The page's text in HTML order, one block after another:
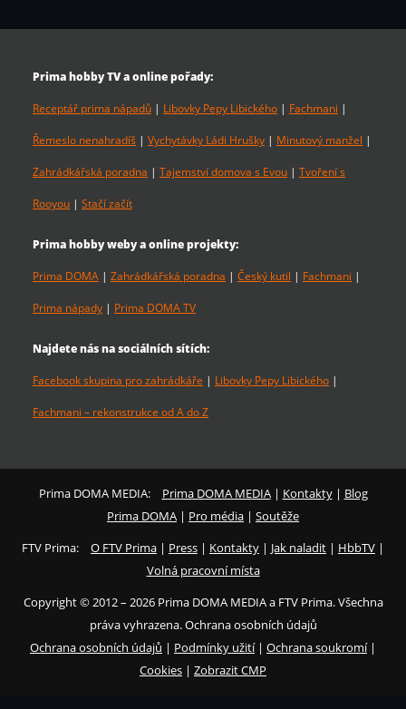
Prima hobby TV a online pořady:
Receptář prima nápadů | Libovky Pepy Libického | Fachmani |
Řemeslo nenahradíš | Vychytávky Ládi Hrušky | Minutový manžel |
Zahrádkářská poradna | Tajemství domova s Evou | Tvoření s
Rooyou | Stačí začít
Prima hobby weby a online projekty:
Prima DOMA | Zahrádkářská poradna | Český kutil | Fachmani |
Prima nápady | Prima DOMA TV
Najdete nás na sociálních sítích:
Facebook skupina pro zahrádkáře | Libovky Pepy Libického |
Fachmani – rekonstrukce od A do Z
Prima DOMA MEDIA: Prima DOMA MEDIA| Kontakty| Blog
Prima DOMA | Pro média | Soutěže
FTV Prima:
O FTV Prima | Press | Kontakty | Jak naladit | HbbTV |
Volná pracovní místa
Copyright © 2012 – 2026 Prima DOMA MEDIA a FTV Prima. Všechna
práva vyhrazena. Ochrana osobních údajů
Ochrana osobních údajů | Podmínky užití| Ochrana soukromí|
Cookies | Zobrazit CMP